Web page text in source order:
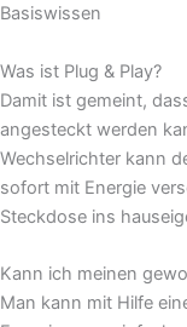
Basiswissen
Was ist Plug & Play?
Damit ist gemeint,
angesteckt werden
Wechselrichter kann
sofort mit Energie
Steckdose ins
Kann ich meinen
Man kann mit Hilfe